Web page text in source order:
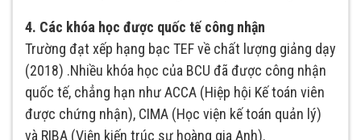
4. Các khóa học được quốc tế công nhận
Trường đạt xếp hạng bạc TEF về chất lượng giảng dạy
(2018) .Nhiều khóa học của BCU đã được công nhận
quốc tế, chẳng hạn như ACCA (Hiệp hội Kế toán viên
được chứng nhận), CIMA (Học viện kế toán quản lý)
và RIBA (Viện kiến trúc sư hoàng gia Anh).